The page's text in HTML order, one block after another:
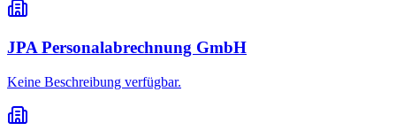
JPA Personalabrechnung GmbH
Keine Beschreibung verfügbar.